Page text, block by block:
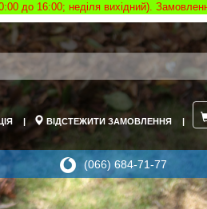
до 16:00; неділя вихідний).
ВІДСТЕЖИТИ ЗАМОВЛЕННЯ
(066) 684-71-77